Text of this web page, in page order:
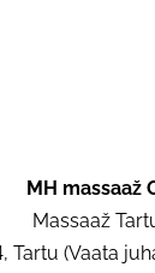
MH massaaž
Massaaž
Tartu (Vaata